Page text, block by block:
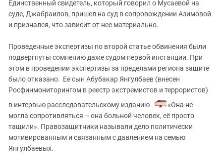
Единственный свидетель, который говорил о Мусаевой на
суде, Джабраилов, пришел на суд в сопровождении Азимовой
и признался, что зависит от нее материально.
Проведенные экспертизы по второй статье обвинения были
подвергнуты сомнению даже судом первой инстанции. При
этом в проведении экспертизы за пределами региона защите
было отказано. Ее сын Абубакар Янгулбаев (внесен
Росфинмониторингом в реестр экстремистов и террористов)
в интервью расследовательскому изданию
: «Она не
могла сопротивляться – она больной человек, её просто
тащили». Правозащитники называли дело политически
мотивированным и связанным с давлением на семью
Янгулбаевых.